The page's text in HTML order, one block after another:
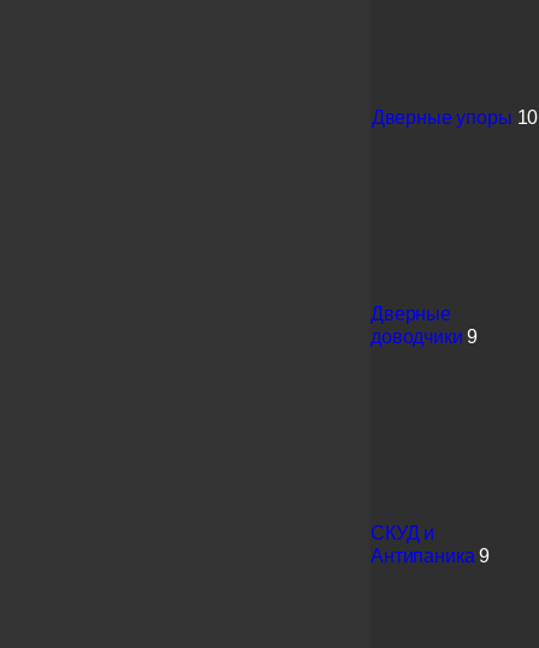
Дверные упоры 10
Дверные
доводчики 9
СКУД и
Антипаника 9